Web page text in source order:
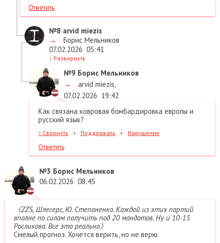
Ответить
№8 arvid miezis
→
Борис Мельников
07.02.2026 05:41
↓ Развернуть
№9 Борис Мельников
→
arvid miezis,
07.02.2026 19:42
Как связана ковровая бомбардировка европы и
русский язык?
↑ Свернуть • Поддержать • Нарушение
Ответить
№3 Борис Мельников
06.02.2026 08:45
《ZZS, Шлесерс, Ю. Степаненко. Каждой из этих партий
вполне по силам получить под 20 мандатов. Ну и 10-15
Росликова. Все это реально》
Смелый прогноз. Хочется верить, но не верю.